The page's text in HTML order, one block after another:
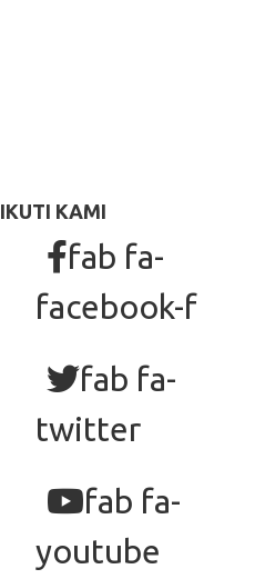
IKUTI KAMI
fab fa-
facebook-f
fab fa-
twitter
fab fa-
youtube